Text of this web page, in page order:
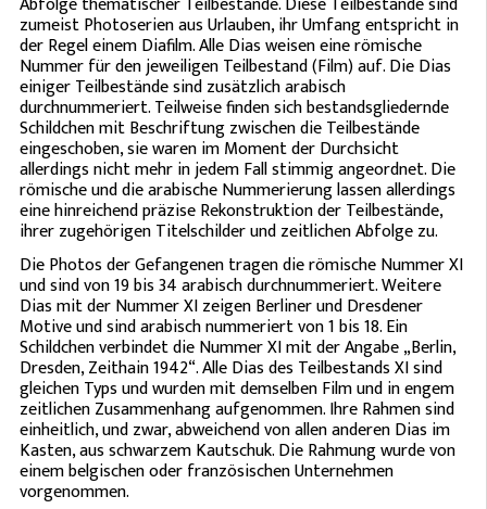
zumeist Photoserien aus Urlauben, ihr Umfang entspricht in
der Regel einem Diafilm. Alle Dias weisen eine römische
Nummer für den jeweiligen Teilbestand (Film) auf. Die Dias
einiger Teilbestände sind zusätzlich arabisch
durchnummeriert. Teilweise finden sich bestandsgliedernde
Schildchen mit Beschriftung zwischen die Teilbestände
eingeschoben, sie waren im Moment der Durchsicht
allerdings nicht mehr in jedem Fall stimmig angeordnet. Die
römische und die arabische Nummerierung lassen allerdings
eine hinreichend präzise Rekonstruktion der Teilbestände,
ihrer zugehörigen Titelschilder und zeitlichen Abfolge zu.
Die Photos der Gefangenen tragen die römische Nummer XI
und sind von 19 bis 34 arabisch durchnummeriert. Weitere
Dias mit der Nummer XI zeigen Berliner und Dresdener
Motive und sind arabisch nummeriert von 1 bis 18. Ein
Schildchen verbindet die Nummer XI mit der Angabe „Berlin,
Dresden, Zeithain 1942“. Alle Dias des Teilbestands XI sind
gleichen Typs und wurden mit demselben Film und in engem
zeitlichen Zusammenhang aufgenommen. Ihre Rahmen sind
einheitlich, und zwar, abweichend von allen anderen Dias im
Kasten, aus schwarzem Kautschuk. Die Rahmung wurde von
einem belgischen oder französischen Unternehmen
vorgenommen.